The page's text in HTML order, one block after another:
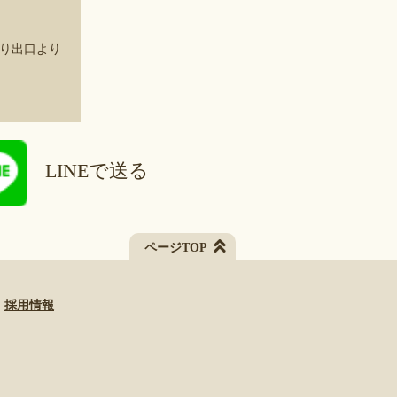
出口より
LINEで送る
ページTOP
採用情報